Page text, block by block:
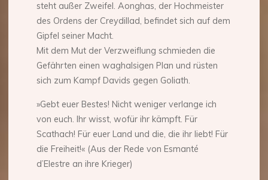
steht außer Zweifel. Aonghas, der Hochmeister
des Ordens der Creydillad, befindet sich auf dem
Gipfel seiner Macht.
Mit dem Mut der Verzweiflung schmieden die
Gefährten einen waghalsigen Plan und rüsten
sich zum Kampf Davids gegen Goliath.
»Gebt euer Bestes! Nicht weniger verlange ich
von euch. Ihr wisst, wofür ihr kämpft. Für
Scathach! Für euer Land und die, die ihr liebt! Für
die Freiheit!« (Aus der Rede von Esmanté
d’Elestre an ihre Krieger)